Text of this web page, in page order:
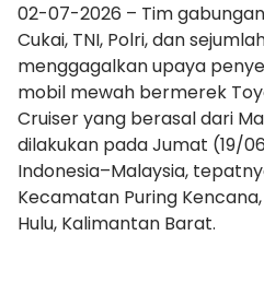
02-07-2026 – Tim
Cukai, TNI, Polri, dan
menggagalkan upaya
mobil mewah bermerek
Cruiser yang berasal dari
dilakukan pada Jumat (19/
Indonesia–Malaysia,
Kecamatan Puring
Hulu, Kalimantan Barat.